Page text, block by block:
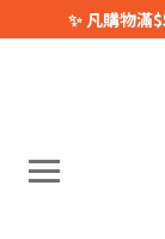
✨ 凡購物滿